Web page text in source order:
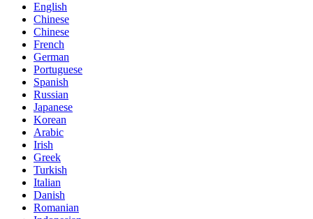
English
Chinese
Chinese
French
German
Portuguese
Spanish
Russian
Japanese
Korean
Arabic
Irish
Greek
Turkish
Italian
Danish
Romanian